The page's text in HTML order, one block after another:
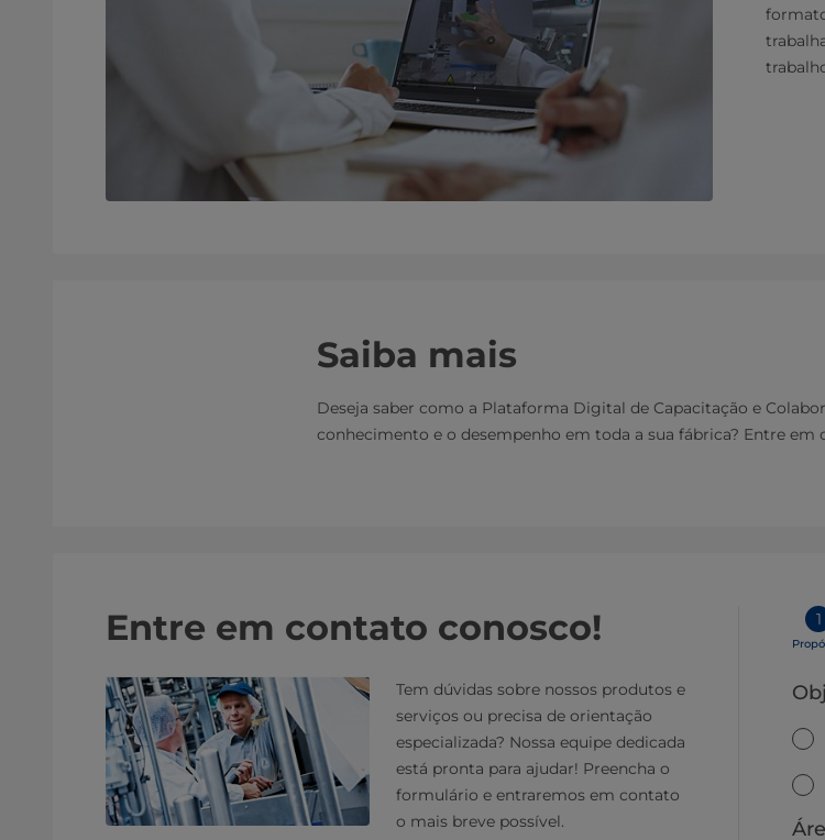
Saiba mais
Deseja saber como a Plataforma Digital de Capacitação e
conhecimento e o desempenho em toda a sua fábrica? Entre em
Entre em contato conosco!
Tem dúvidas sobre nossos produtos e
serviços ou precisa de orientação
especializada? Nossa equipe dedicada
está pronta para ajudar! Preencha o
formulário e entraremos em contato
o mais breve possível.
1